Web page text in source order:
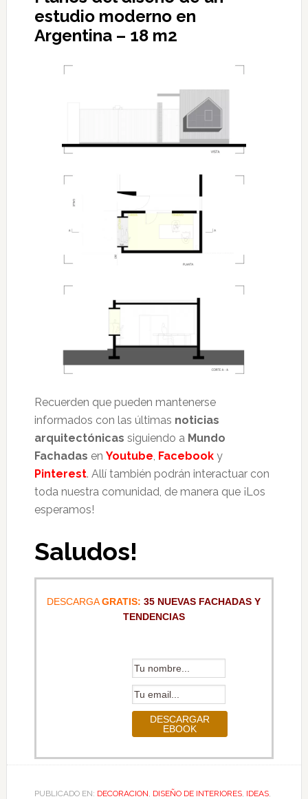
estudio moderno en
Argentina – 18 m2
Recuerden que pueden mantenerse
informados con las últimas noticias
arquitectónicas siguiendo a Mundo
Fachadas en Youtube Facebook y
Pinterest. Allí también podrán interactuar con
toda nuestra comunidad, de manera que ¡Los
esperamos!
Saludos!
DESCARGAGRATIS: 35 NUEVAS FACHADAS Y
TENDENCIAS
PUBLICADO EN: DECORACION DISEÑO DE INTERIORES, IDEAS,